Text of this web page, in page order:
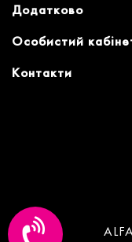
Додатково
Особистий
Контакти